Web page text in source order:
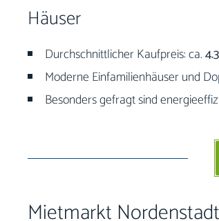
Häuser
Durchschnittlicher Kaufpreis: ca.
Moderne Einfamilienhäuser und
Besonders gefragt sind
Mietmarkt Nordenstadt